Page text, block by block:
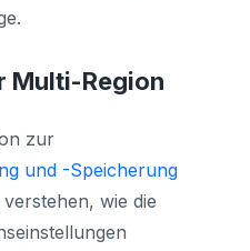
Multi-Region
zur
und -Speicherung
wie die